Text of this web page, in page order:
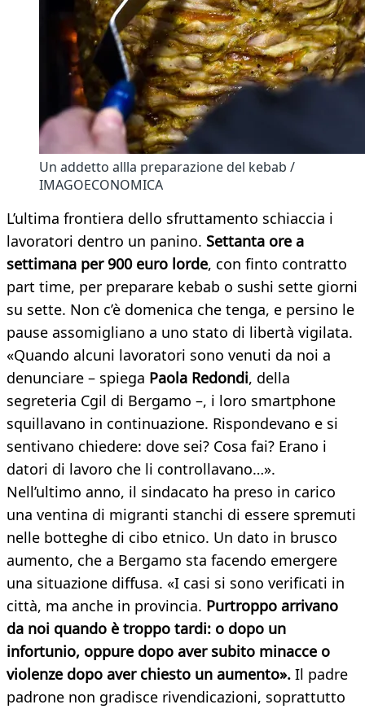
Un addetto allla preparazione del kebab /
IMAGOECONOMICA
L’ultima frontiera dello sfruttamento schiaccia i
lavoratori dentro un panino. Settanta ore a
settimana per 900 euro lorde, con finto contratto
part time, per preparare kebab o sushi sette giorni
su sette. Non c’è domenica che tenga, e persino le
pause assomigliano a uno stato di libertà vigilata.
«Quando alcuni lavoratori sono venuti da noi a
denunciare – spiega Paola Redondi, della
segreteria Cgil di Bergamo –, i loro smartphone
squillavano in continuazione. Rispondevano e si
sentivano chiedere: dove sei? Cosa fai? Erano i
datori di lavoro che li controllavano…».
Nell’ultimo anno, il sindacato ha preso in carico
una ventina di migranti stanchi di essere spremuti
nelle botteghe di cibo etnico. Un dato in brusco
aumento, che a Bergamo sta facendo emergere
una situazione diffusa. «I casi si sono verificati in
città, ma anche in provincia. Purtroppo arrivano
da noi quando è troppo tardi: o dopo un
infortunio, oppure dopo aver subito minacce o
violenze dopo aver chiesto un aumento». Il padre
padrone non gradisce rivendicazioni, soprattutto